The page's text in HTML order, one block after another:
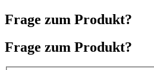
Frage zum Produkt?
Frage zum Produkt?